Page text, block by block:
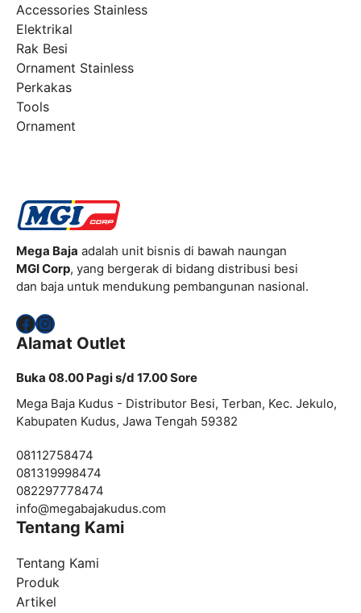
Accessories Stainless
Elektrikal
Rak Besi
Ornament Stainless
Perkakas
Tools
Ornament
Mega Baja adalah unit bisnis di bawah naungan
MGI Corp, yang bergerak di bidang distribusi besi
dan baja untuk mendukung pembangunan nasional.
Facebook
Instagram
Alamat Outlet
Buka 08.00 Pagi s/d 17.00 Sore
Mega Baja Kudus - Distributor Besi, Terban, Kec. Jekulo,
Kabupaten Kudus, Jawa Tengah 59382
08112758474
081319998474
082297778474
info@megabajakudus.com
Tentang Kami
Tentang Kami
Produk
Artikel